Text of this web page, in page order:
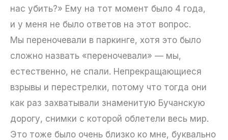
нас убить?» Ему на тот момент было 4 года,
и у меня не было ответов на этот вопрос.
Мы переночевали в паркинге, хотя это было
сложно назвать «переночевали» — мы,
естественно, не спали. Непрекращающиеся
взрывы и перестрелки, потому что тогда они
как раз захватывали знаменитую Бучанскую
дорогу, снимки с которой облетели весь мир.
Это тоже было очень близко ко мне, буквально